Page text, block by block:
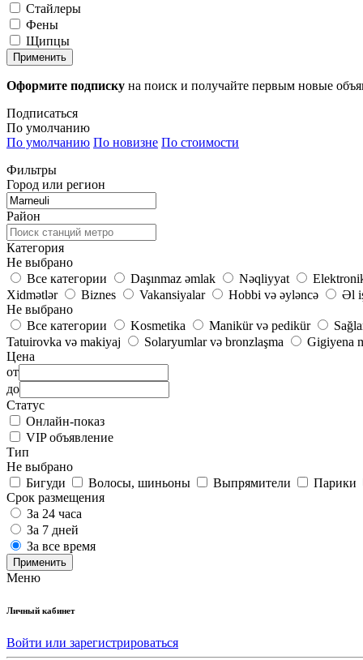
Стайлеры
Фены
Щипцы
Применить
Оформите подписку на поиск и получайте первым новые
Подписаться
По умолчанию
По умолчанию По новизне По стоимости
Фильтры
Город или регион
Район
Категория
Не выбрано
Все категории
Daşınmaz əmlak Nəqliyyat
Xidmətlər
Biznes Vakansiyalar Hobbi və əyləncə Əl
Не выбрано
Все категории
Kosmetika Manikür və pedikür
Tatuirovka və makiyaj
Solaryumlar və bronzlaşma Gigiyena
Цена
от
до
Статус
Онлайн-показ
VIP объявление
Тип
Не выбрано
Бигуди
Волосы, шиньоны Выпрямители Парики
Срок размещения
За 24 часа
За 7 дней
За все время
Применить
Меню
Личный кабинет
Войти или зарегистрироваться